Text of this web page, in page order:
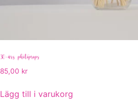
30-års photoprops
85,00 kr
Lägg till i varukorg